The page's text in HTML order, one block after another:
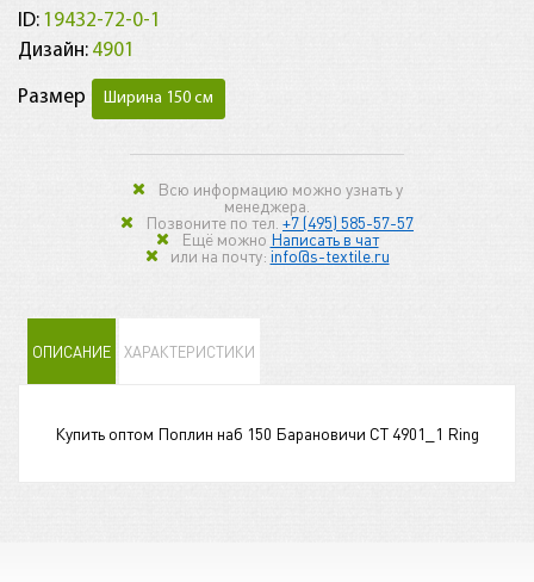
ID: 19432-72-0-1
Дизайн: 4901
Размер Ширина 150 см
Всю информацию можно узнать у
менеджера.
Позвоните по тел. +7 (495) 585-57-57
Ещё можно Написать в чат
или на почту: info@s-textile.ru
ОПИСАНИЕ ХАРАКТЕРИСТИКИ
Купить оптом Поплин наб 150 Барановичи СТ 4901_1 Ring